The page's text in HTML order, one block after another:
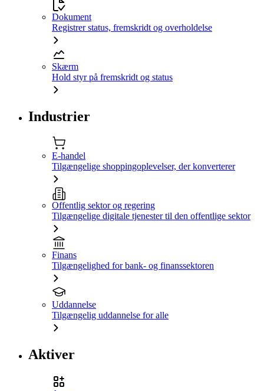
Dokument
Registrer status, fremskridt og overholdelse
Skærm
Hold styr på fremskridt og status
Industrier
E-handel
Tilgængelige shoppingoplevelser, der konverterer
Offentlig sektor og regering
Tilgængelige digitale tjenester til den offentlige sektor
Finans
Tilgængelighed for bank- og finanssektoren
Uddannelse
Tilgængelig uddannelse for alle
Aktiver